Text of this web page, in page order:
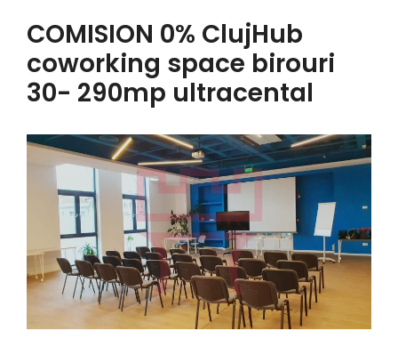
COMISION 0% ClujHub
coworking space birouri
30- 290mp ultracental